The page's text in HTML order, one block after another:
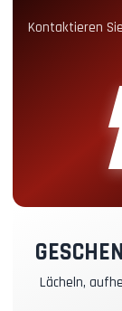
Exklusive
Kasko- &
Kontaktieren
Lächeln,